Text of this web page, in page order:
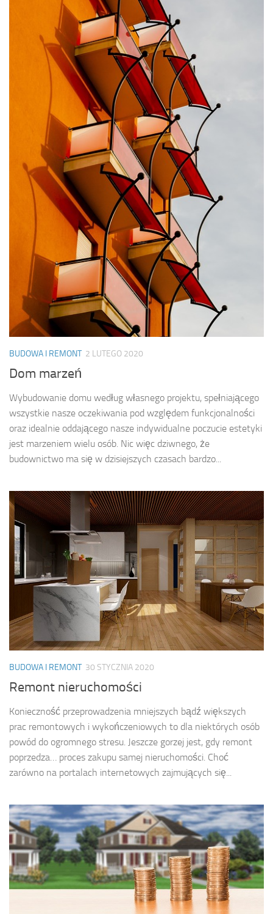
BUDOWA I REMONT 2 LUTEGO 2020
Dom marzeń
Wybudowanie domu według własnego projektu, spełniającego
wszystkie nasze oczekiwania pod względem funkcjonalności
oraz idealnie oddającego nasze indywidualne poczucie estetyki
jest marzeniem wielu osób. Nic więc dziwnego, że
budownictwo ma się w dzisiejszych czasach bardzo...
BUDOWA I REMONT 30 STYCZNIA 2020
Remont nieruchomości
Konieczność przeprowadzenia mniejszych bądź większych
prac remontowych i wykończeniowych to dla niektórych osób
powód do ogromnego stresu. Jeszcze gorzej jest, gdy remont
poprzedza… proces zakupu samej nieruchomości. Choć
zarówno na portalach internetowych zajmujących się...